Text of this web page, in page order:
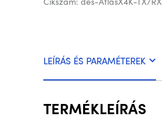
LEÍRÁS ÉS PARAMÉTEREK
TERMÉKLEÍRÁS